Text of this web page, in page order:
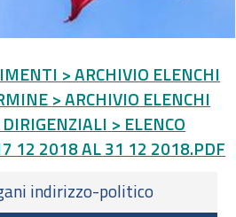
> ARCHIVIO ELENCHI
> ARCHIVIO ELENCHI
> ELENCO
12 2018 AL 31 12 2018.PDF
indirizzo-politico